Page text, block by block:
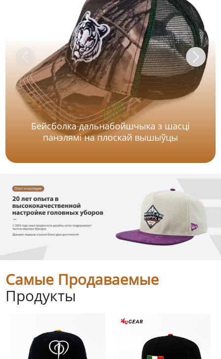
Бейсболка дальнабойшчыка з шасці
панэлямі на плоскай вышыўцы
Самые Продаваемые
Продукты